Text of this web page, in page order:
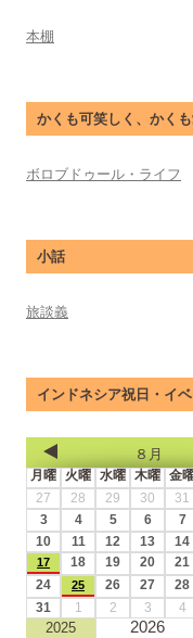
本棚
かくも可笑しく、かく
ボロブドゥール・ライフ
小話
旅談義
インドネシア祝日・イ
８月
月曜 火曜 水曜 木曜 金
27
28 29 30 31
3
4 5 6 7
10
11 12 13 14
17 18 19 20 21
24
25 26 27 28
31
1 2 3 4
2025 2026